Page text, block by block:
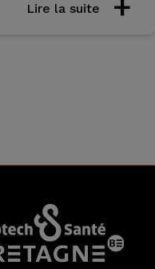
Lire la suite